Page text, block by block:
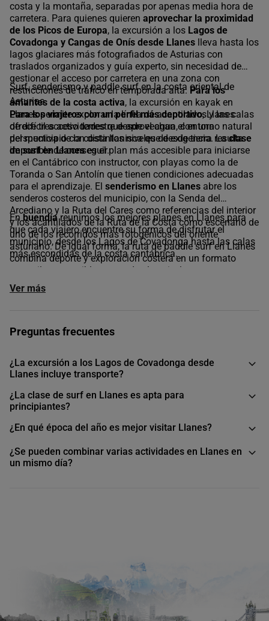
costa y la montaña, separadas por apenas media hora de
carretera. Para quienes quieren aprovechar la proximidad
de los Picos de Europa, la excursión a los Lagos de
Covadonga y Cangas de Onís desde Llanes lleva hasta los
lagos glaciares más fotografiados de Asturias con
traslados organizados y guía experto, sin necesidad de
gestionar el acceso por carretera en una zona con
restricciones de tráfico en temporada alta. Para los
amantes de la costa activa, la excursión en kayak en
Llanes permite explorar la línea de acantilados y las calas
de difícil acceso terrestre desde el agua, con una
perspectiva de la costa llanisca que desde tierra resulta
imposible de conseguir.
Surf, senderismo y paddle surf en la costa oriental de
Asturias
Para los viajeros con un perfil más deportivo, Llanes
ofrece tres actividades que aprovechan el entorno natural
del municipio con distintos niveles de exigencia. Laclase
de surf en Llaneses el plan más accesible para iniciarse
en el Cantábrico con instructor, con playas como la de
Toranda o San Antolín que tienen condiciones adecuadas
para el aprendizaje. El senderismo en Llanes abre los
senderos costeros del municipio, con la Senda del
Arcediano y la Ruta del Cares como referencias del interior
y los acantilados de la Ruta de la Costa como escenario de
uno de los recorridos más fotogénicos del oriente
asturiano. De igual forma, la ruta de paddle surf en Llanes
combina deporte y exploración costera en un formato
tranquilo y accesible para todos los niveles.
Enbuendíareunimos los mejores planes en Llanes para
que cada viajero encuentre su forma de disfrutar el
municipio, desde los Lagos de Covadonga hasta las calas
más escondidas de la costa cantábrica.
Ver más
Preguntas frecuentes
¿La excursión a los Lagos de Covadonga desde
Llanes incluye transporte?
¿La clase de surf en Llanes es apta para
principiantes?
¿En qué época del año es mejor visitar Llanes?
¿Se pueden combinar varias actividades en Llanes en
un mismo día?